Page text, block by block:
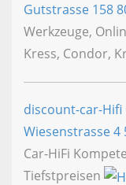
Gutstrasse 158
Werkzeuge,
Kress, Condor,
discount-car-Hifi
Wiesenstrasse 4
Car-HiFi
Tiefstpreisen